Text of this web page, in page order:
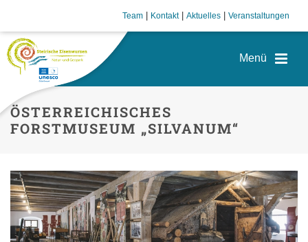
Team Kontakt| Aktuelles Veranstaltungen
ÖSTERREICHISCHES
FORSTMUSEUM „SILVANUM“